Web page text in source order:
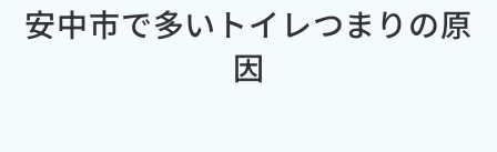
安中市で多いトイレつまりの原
因